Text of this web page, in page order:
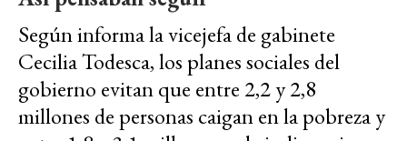
Según informa la vicejefa de gabinete
Cecilia Todesca, los planes sociales del
gobierno evitan que entre 2,2 y 2,8
millones de personas caigan en la pobreza y